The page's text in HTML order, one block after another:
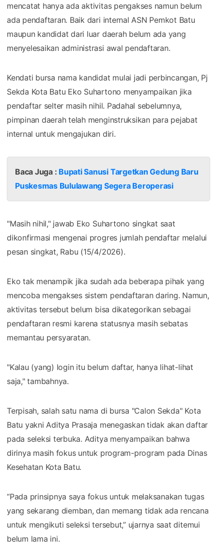
mencatat hanya ada aktivitas pengakses namun belum
ada pendaftaran. Baik dari internal ASN Pemkot Batu
maupun kandidat dari luar daerah belum ada yang
menyelesaikan administrasi awal pendaftaran.
Kendati bursa nama kandidat mulai jadi perbincangan, Pj
Sekda Kota Batu Eko Suhartono menyampaikan jika
pendaftar selter masih nihil. Padahal sebelumnya,
pimpinan daerah telah menginstruksikan para pejabat
internal untuk mengajukan diri.
Baca Juga : Bupati Sanusi Targetkan Gedung Baru
Puskesmas Bululawang Segera Beroperasi
"Masih nihil," jawab Eko Suhartono singkat saat
dikonfirmasi mengenai progres jumlah pendaftar melalui
pesan singkat, Rabu (15/4/2026).
Eko tak menampik jika sudah ada beberapa pihak yang
mencoba mengakses sistem pendaftaran daring. Namun,
aktivitas tersebut belum bisa dikategorikan sebagai
pendaftaran resmi karena statusnya masih sebatas
memantau persyaratan.
"Kalau (yang) login itu belum daftar, hanya lihat-lihat
saja," tambahnya.
Terpisah, salah satu nama di bursa "Calon Sekda" Kota
Batu yakni Aditya Prasaja menegaskan tidak akan daftar
pada seleksi terbuka. Aditya menyampaikan bahwa
dirinya masih fokus untuk program-program pada Dinas
Kesehatan Kota Batu.
“Pada prinsipnya saya fokus untuk melaksanakan tugas
yang sekarang diemban, dan memang tidak ada rencana
untuk mengikuti seleksi tersebut,” ujarnya saat ditemui
belum lama ini.